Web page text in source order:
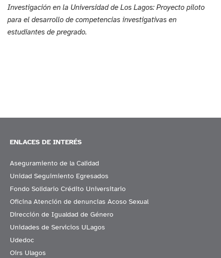
Investigación en la Universidad de Los Lagos: Proyecto piloto
para el desarrollo de competencias investigativas en
estudiantes de pregrado.
ENLACES DE INTERÉS
Aseguramiento de la Calidad
Unidad Seguimiento Egresados
Fondo Solidario Crédito Universitario
Oficina Atención de denuncias Acoso Sexual
Dirección de Igualdad de Género
Unidades de Servicios ULagos
Udedoc
Oirs Ulagos